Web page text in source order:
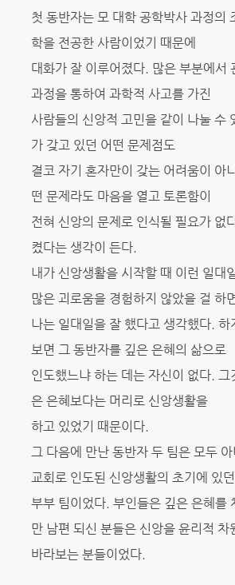
첫 동반자는 모 대학 공학박사 과정의
학을 전공한 사람이었기 때문에
대화가 잘 이루어졌다. 많은 부분에서
과정을 통하여 과학적 사고를 가진
사람들의 신앙적 고민을 같이 나눌 수
가 갖고 있던 어떤 문제점도
결코 자기 혼자만이 갖는 어려움이 아
떤 문제라도 마음을 열고 토론함이
전혀 신앙의 문제로 인식될 필요가 없
켰다는 생각이 든다.
내가 신앙생활을 시작할 때 이런 일대
많은 괴로움을 경험하지 않았을 걸 하
나는 일대일을 잘 했다고 생각했다. 하
보면 그 동반자를 깊은 은혜의 삶으로
인도했느냐 하는 데는 자신이 없다. 그
은 은혜보다는 머리로 신앙생활을
하고 있었기 때문이다.
그 다음에 만난 동반자 두 팀은 모두
교회로 인도된 신앙생활의 초기에 있던
부부 팀이었다. 부인들은 깊은 은혜를
만 남편 되신 분들은 신앙을 윤리적 차
바라보는 분들이었다.